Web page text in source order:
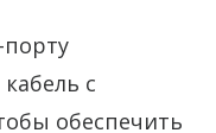
с
обеспечить